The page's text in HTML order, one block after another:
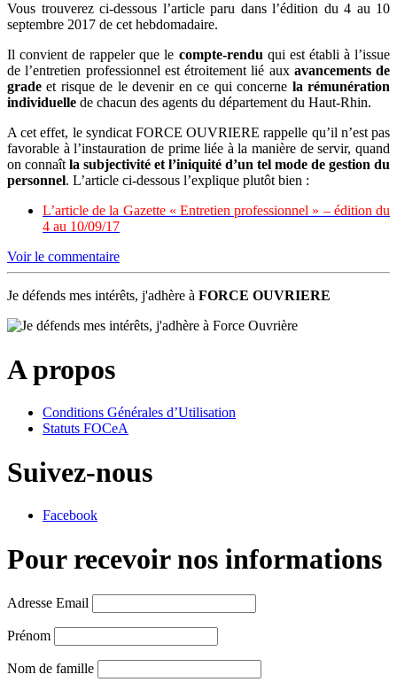
Vous trouverez ci-dessous l’article paru dans l’édition du 4 au 10
septembre 2017 de cet hebdomadaire.
Il convient de rappeler que le compte-rendu qui est établi à l’issue
de l’entretien professionnel est étroitement lié aux avancements de
grade et risque de le devenir en ce qui concerne la rémunération
individuelle de chacun des agents du département du Haut-Rhin.
A cet effet, le syndicat FORCE OUVRIERE rappelle qu’il n’est pas
favorable à l’instauration de prime liée à la manière de servir, quand
on connaît la subjectivité et l’iniquité d’un tel mode de gestion du
personnel. L’article ci-dessous l’explique plutôt bien :
L’article de la Gazette « Entretien professionnel » – édition du
4 au 10/09/17
Voir le commentaire
Je défends mes intérêts, j'adhère à FORCE OUVRIERE
A propos
Conditions Générales d’Utilisation
Statuts FOCeA
Suivez-nous
Facebook
Pour recevoir nos informations
Adresse Email
Prénom
Nom de famille